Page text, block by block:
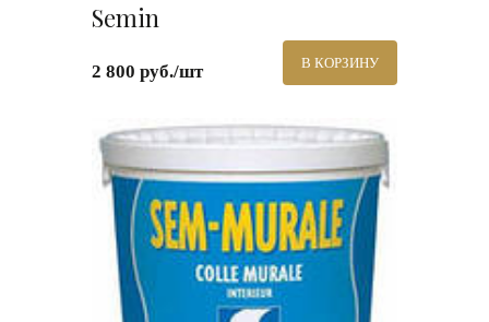
Semin
2 800 руб./шт В КОРЗИНУ